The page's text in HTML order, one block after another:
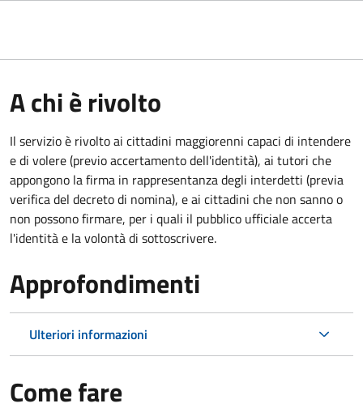
A chi è rivolto
Il servizio è rivolto ai cittadini maggiorenni capaci di intendere
e di volere (previo accertamento dell'identità), ai tutori che
appongono la firma in rappresentanza degli interdetti (previa
verifica del decreto di nomina), e ai cittadini che non sanno o
non possono firmare, per i quali il pubblico ufficiale accerta
l'identità e la volontà di sottoscrivere.
Approfondimenti
Ulteriori informazioni
Come fare